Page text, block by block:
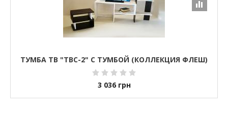
ТУМБА ТВ "ТВС-2" С ТУМБОЙ (КОЛЛЕКЦИЯ ФЛЕШ)
3 036 грн